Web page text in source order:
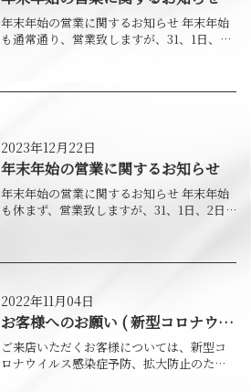
年末年始の営業に関するお知らせ 年末年始
も通常通り、営業致しますが、31、1日、2
を行いますので、お手数をお掛けします
2023年12月22日
年末年始の営業に関するお知らせ
年末年始の営業に関するお知らせ 年末年始
も休まず、営業致しますが、31、1日、2日
いますので、お手数をお掛けしますが
2022年11月04日
お客様へのお願い ( 新型コロナウイ
ルス感染症対策 ）
ご来店いただくお客様については、新型コ
ロナウイルス感染症予防、拡大防止のた